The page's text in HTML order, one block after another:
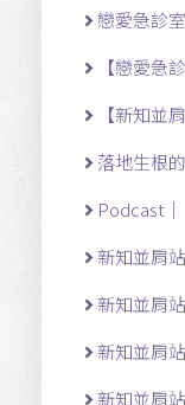
戀愛急診
【戀愛急
【新知並
落地生根
Podcast
新知並肩
新知並肩
新知並肩
新知並肩